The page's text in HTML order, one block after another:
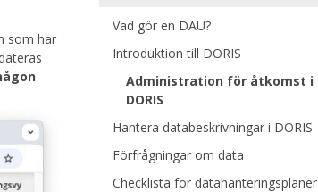
som har
Vad gör en DAU?
Introduktion till DORIS
Administration för åtkomst i
DORIS
Hantera databeskrivningar i DORIS
Förfrågningar om data
Checklista för datahanteringsplaner